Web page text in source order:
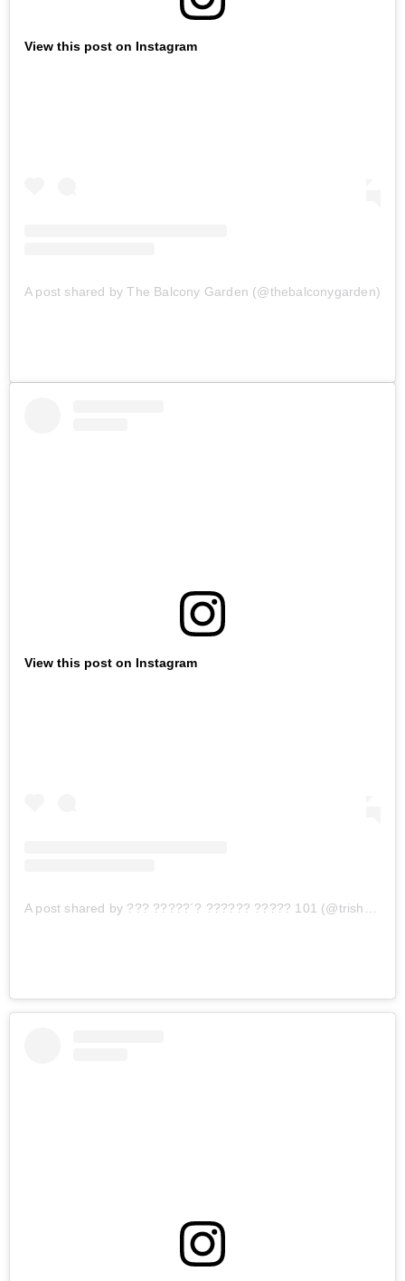
View this post on Instagram
A post shared by The Balcony Garden (@thebalconygarden)
View this post on Instagram